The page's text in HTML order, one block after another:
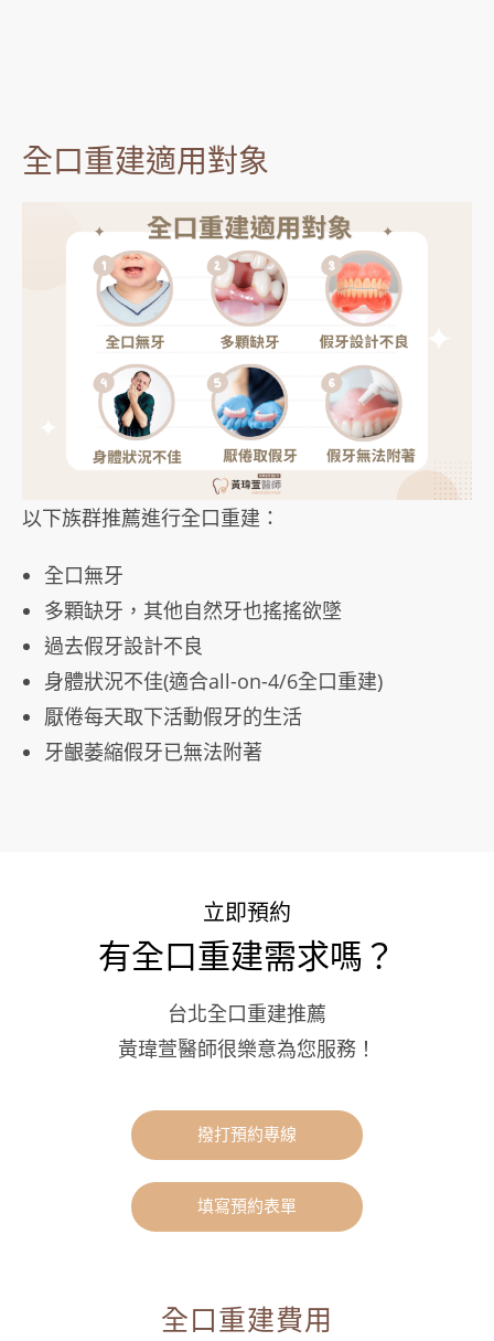
全口重建適用對象
以下族群推薦進行全口重建：
全口無牙
多顆缺牙，其他自然牙也搖搖欲墜
過去假牙設計不良
身體狀況不佳(適合all-on-4/6全口重建)
厭倦每天取下活動假牙的生活
牙齦萎縮假牙已無法附著
立即預約
有全口重建需求嗎？
台北全口重建推薦
黃瑋萱醫師很樂意為您服務！
撥打預約專線
填寫預約表單
全口重建費用